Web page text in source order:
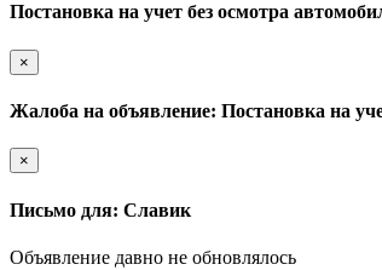
Постановка на учет без осмотра
×
Жалоба на объявление: Постановка на
×
Письмо для: Славик
Объявление давно не обновлялось